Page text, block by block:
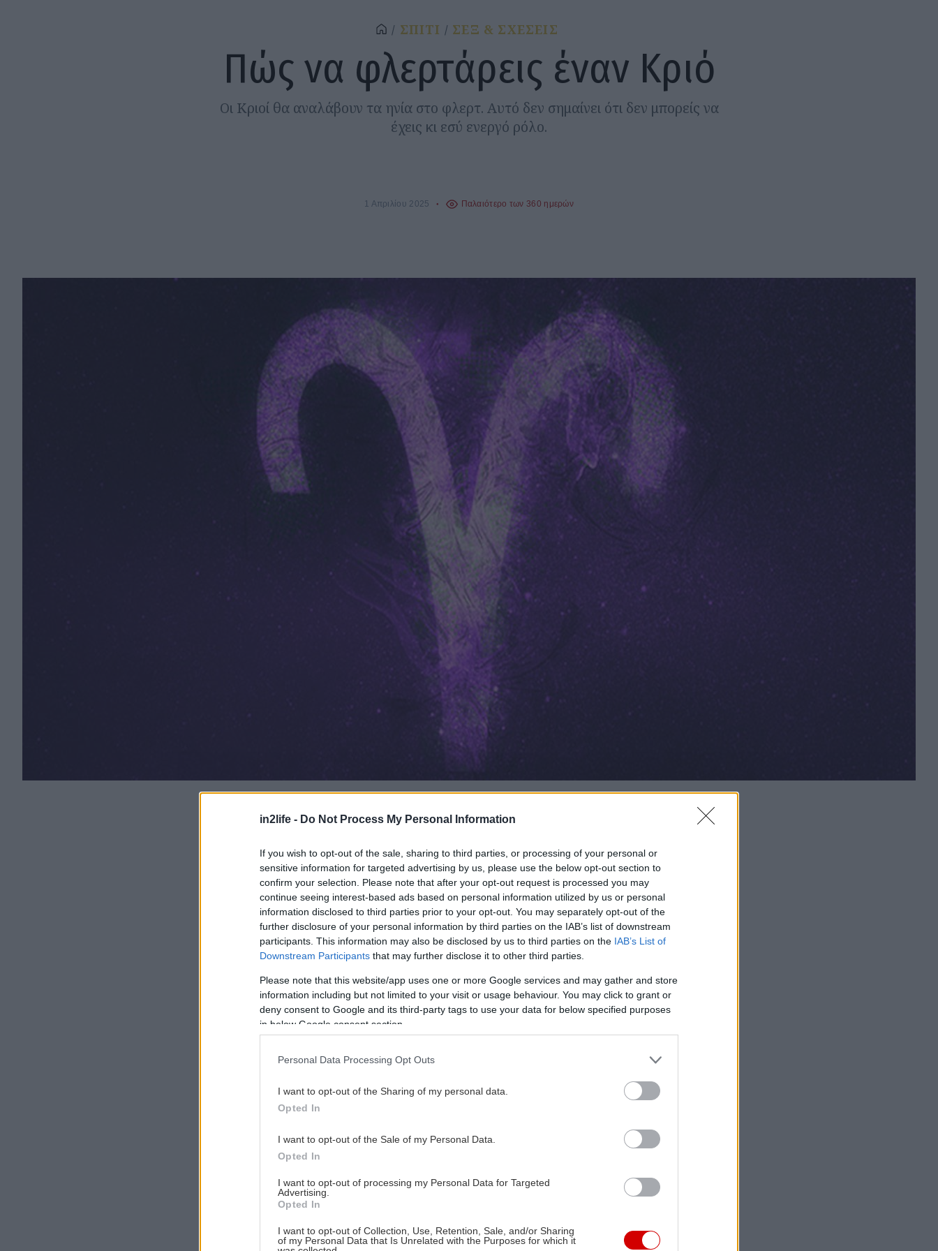
in2life - Do Not Process My Personal Information
If you wish to opt-out of the sale, sharing to third parties, or processing of your personal or
sensitive information for targeted advertising by us, please use the below opt-out section to
confirm your selection. Please note that after your opt-out request is processed you may
continue seeing interest-based ads based on personal information utilized by us or personal
information disclosed to third parties prior to your opt-out. You may separately opt-out of the
further disclosure of your personal information by third parties on the IAB’s list of downstream
participants. This information may also be disclosed by us to third parties on the IAB’s List of
Downstream Participants that may further disclose it to other third parties.
Please note that this website/app uses one or more Google services and may gather and store
information including but not limited to your visit or usage behaviour. You may click to grant or
deny consent to Google and its third-party tags to use your data for below specified purposes
in below Google consent section.
Personal Data Processing Opt Outs
I want to opt-out of the Sharing of my personal data.
Opted In
I want to opt-out of the Sale of my Personal Data.
Opted In
I want to opt-out of processing my Personal Data for Targeted
Advertising.
Opted In
I want to opt-out of Collection, Use, Retention, Sale, and/or Sharing
of my Personal Data that Is Unrelated with the Purposes for which it
ΣΠΙΤΙ ΣΕΞ & ΣΧΕΣΕΙΣ
Πώς να φλερτάρεις έναν Κριό
Οι Κριοί θα αναλάβουν τα ηνία στο φλερτ. Αυτό δεν σημαίνει ότι δεν μπορείς να
έχεις κι εσύ ενεργό ρόλο.
1 Απριλίου 2025 Παλαιότερο των 360 ημερών